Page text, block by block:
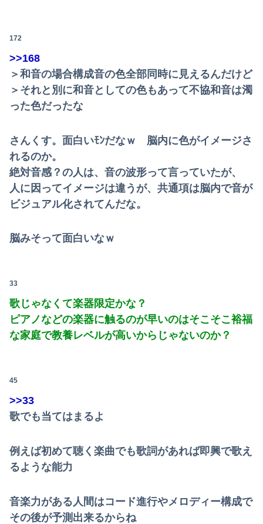
172
>>168
＞和音の場合構成音の色全部同時に見えるんだけど
＞それと別に和音としての色もあって不協和音は濁
った色だったな
さんくす。面白いﾓﾝだなｗ 脳内に色がイメージさ
れるのか。
絶対音感？の人は、音の波形って言っていたが、
人に因ってイメージは違うが、共通項は脳内で音が
ビジュアル化されてんだな。
脳みそって面白いなｗ
33
歌じゃなくて楽器限定かな？
ピアノなどの楽器に触るのが早いのはそこそこ裕福
な家庭で教養レベルが高いからじゃないのか？
45
>>33
歌でも当てはまるよ
例えば初めて聴く楽曲でも歌詞があれば即興で歌え
るような能力
音楽力がある人間はコード進行やメロディー構成で
その後が予測出来るからね